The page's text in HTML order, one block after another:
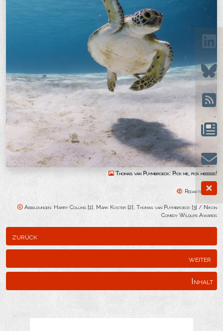
Thomas van Puymbroeck: Pick me, pick meeeeee!
Redaktion: sbr
Abbildungen: Harry Collins [1], Mark Koster [2], Thomas van Puymbroeck [3] / Nikon
Comedy Wildlife Awards
zurück
weiter
Inhalt